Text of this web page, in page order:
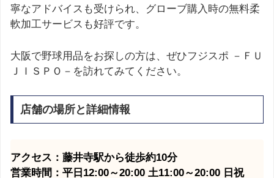
寧なアドバイスも受けられ、グローブ購入時の無料柔
軟加工サービスも好評です。
大阪で野球用品をお探しの方は、ぜひフジスポ －ＦＵ
ＪＩＳＰＯ－を訪れてみてください。
店舗の場所と詳細情報
アクセス：藤井寺駅から徒歩約10分
営業時間：平日12:00～20:00 土11:00～20:00 日祝